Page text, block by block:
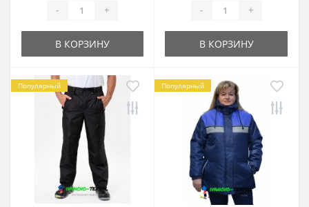
- +
В КОРЗИНУ
- +
В КОРЗИНУ
Популярный Популярный